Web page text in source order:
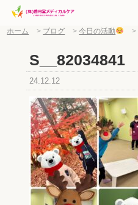
ホーム > ブログ >今日の活動 >
S__82034841
24.12.12